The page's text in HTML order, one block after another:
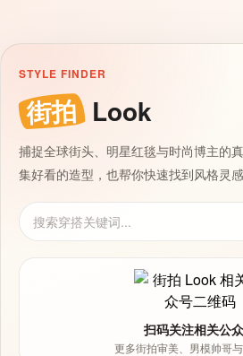
STYLE FINDER
街拍 Look
捕捉全球街头、明星红毯与时尚博主的
集好看的造型，也帮你快速找到风格灵感
扫码关注相关公
更多街拍审美、男模帅哥